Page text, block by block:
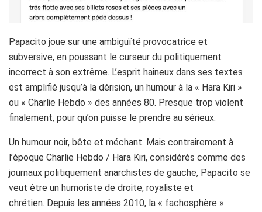
Papacito joue sur une ambiguïté provocatrice et
subversive, en poussant le curseur du politiquement
incorrect à son extrême. L’esprit haineux dans ses textes
est amplifié jusqu’à la dérision, un humour à la « Hara Kiri »
ou « Charlie Hebdo » des années 80. Presque trop violent
finalement, pour qu’on puisse le prendre au sérieux.
Un humour noir, bête et méchant. Mais contrairement à
l’époque Charlie Hebdo / Hara Kiri, considérés comme des
journaux politiquement anarchistes de gauche, Papacito se
veut être un humoriste de droite, royaliste et
chrétien. Depuis les années 2010, la « fachosphère »